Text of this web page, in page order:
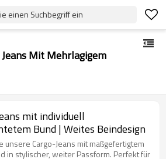
einen Suchbegriff ein
Mit Mehrlagigem
mit individuell
Bund | Weites Beindesign
unsere Cargo-Jeans mit maßgefertigtem
in stylischer, weiter Passform. Perfekt für